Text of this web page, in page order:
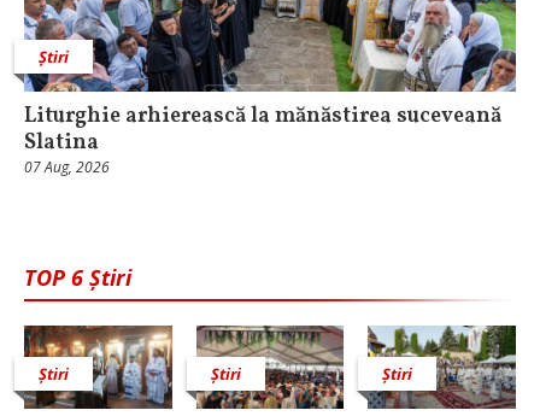
Știri
Liturghie arhierească la mănăstirea suceveană
Slatina
07 Aug, 2026
TOP 6 Știri
Știri Știri Știri